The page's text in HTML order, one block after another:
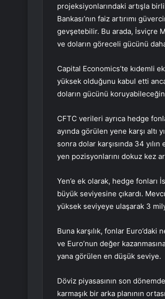
projeksiyonlarındaki artışla
Bankası’nın faiz artırımı
gevşetebilir. Bu arada, İsviçre
ve doların göreceli gücünü
Capital Economics’te kıdemli
yüksek olduğunu kabul etti
doların gücünü
CFTC verileri ayrıca hedge
ayında görülen yene karşı altı
sonra dolar karşısında 34
yen pozisyonlarını dokuz kez
Yen’e ek olarak, hedge fonları
büyük seviyesine çıkardı.
yüksek seviyeye ulaşarak 3
Buna karşılık, fonlar
ve Euro’nun değer
yana görülen en düşük seviye.
Döviz piyasasının son
karmaşık bir arka planının